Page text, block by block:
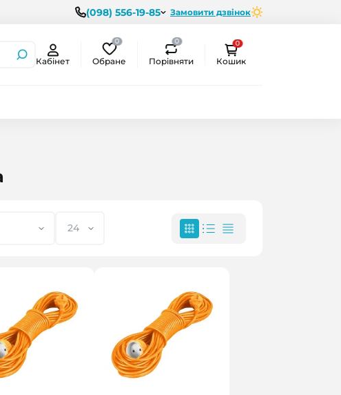
(098) 556-19-85 Замовити дзвінок
Кабінет
0
Обране
0
Порівняти
0
Кошик